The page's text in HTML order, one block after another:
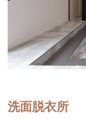
洗面脱衣所